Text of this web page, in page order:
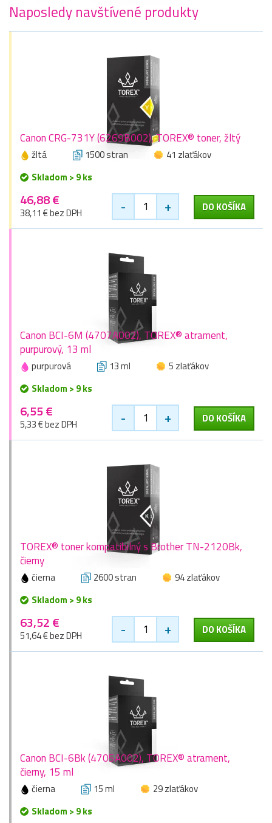
Naposledy navštívené produkty
Canon CRG-731Y (6269B002), TOREX® toner, žltý
žltá 1500 stran
41 zlaťákov
Skladom > 9 ks
46,88 €
38,11 € bez DPH - + DO KOŠÍKA
Canon BCI-6M (4707A002), TOREX® atrament,
purpurový, 13 ml
purpurová 13 ml
5 zlaťákov
Skladom > 9 ks
6,55 €
5,33 € bez DPH - + DO KOŠÍKA
TOREX® toner kompatibilný s Brother TN-2120Bk,
čierny
čierna 2600 stran
94 zlaťákov
Skladom > 9 ks
63,52 €
51,64 € bez DPH - + DO KOŠÍKA
Canon BCI-6Bk (4705A002), TOREX® atrament,
čierny, 15 ml
čierna 15 ml
29 zlaťákov
Skladom > 9 ks